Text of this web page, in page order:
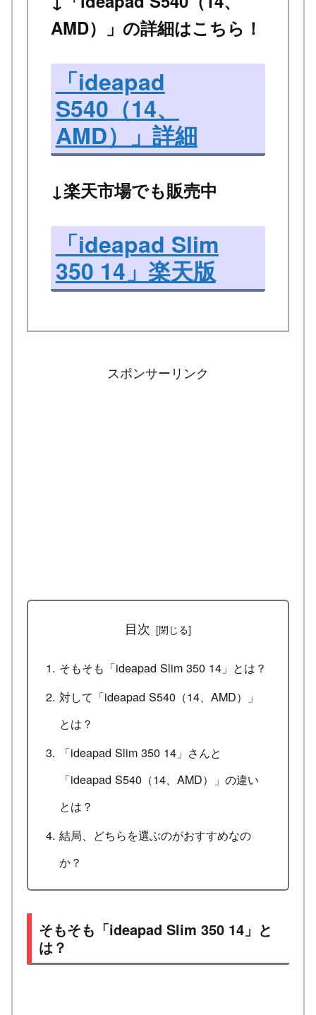
AMD）」の詳細はこちら！
「ideapad
S540（14、
AMD）」詳細
↓楽天市場でも販売中
「ideapad Slim
350 14」楽天版
スポンサーリンク
目次
そもそも「ideapad Slim 350 14」とは？
対して「ideapad S540（14、AMD）」
とは？
「ideapad Slim 350 14」さんと
「ideapad S540（14、AMD）」の違い
とは？
結局、どちらを選ぶのがおすすめなの
か？
そもそも「ideapad Slim 350 14」と
は？